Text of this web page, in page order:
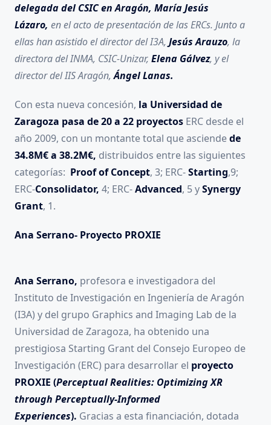
delegada del CSIC en Aragón, María Jesús
Lázaro, en el acto de presentación de las ERCs. Junto a
ellas han asistido el director del I3A, Jesús Arauzo, la
directora del INMA, CSIC-Unizar, Elena Gálvez, y el
director del IIS Aragón,Ángel Lanas.
Con esta nueva concesión, la Universidad de
Zaragoza pasa de 20 a 22 proyectos ERC desde el
año 2009, con un montante total que asciendede
34.8M€ a 38.2M€, distribuidos entre las siguientes
categorías: Proof of Concept, 3; ERC-Starting,9;
ERC-Consolidator, 4; ERC-Advanced, 5 ySynergy
Grant, 1.
Ana Serrano- Proyecto PROXIE
Ana Serrano, profesora e investigadora del
Instituto de Investigación en Ingeniería de Aragón
(I3A) y del grupo Graphics and Imaging Lab de la
Universidad de Zaragoza, ha obtenido una
prestigiosa Starting Grant del Consejo Europeo de
Investigación (ERC) para desarrollar el proyecto
PROXIE (Perceptual Realities: Optimizing XR
through Perceptually-Informed
Experiences). Gracias a esta financiación, dotada